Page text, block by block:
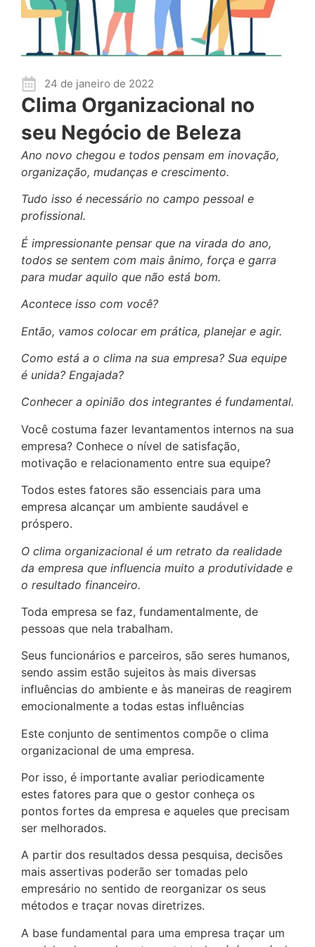
24 de janeiro de 2022
Clima Organizacional no
seu Negócio de Beleza
Ano novo chegou e todos pensam em inovação,
organização, mudanças e crescimento.
Tudo isso é necessário no campo pessoal e
profissional.
É impressionante pensar que na virada do ano,
todos se sentem com mais ânimo, força e garra
para mudar aquilo que não está bom.
Acontece isso com você?
Então, vamos colocar em prática, planejar e agir.
Como está a o clima na sua empresa? Sua equipe
é unida? Engajada?
Conhecer a opinião dos integrantes é fundamental.
Você costuma fazer levantamentos internos na sua
empresa? Conhece o nível de satisfação,
motivação e relacionamento entre sua equipe?
Todos estes fatores são essenciais para uma
empresa alcançar um ambiente saudável e
próspero.
O clima organizacional é um retrato da realidade
da empresa que influencia muito a produtividade e
o resultado financeiro.
Toda empresa se faz, fundamentalmente, de
pessoas que nela trabalham.
Seus funcionários e parceiros, são seres humanos,
sendo assim estão sujeitos às mais diversas
influências do ambiente e às maneiras de reagirem
emocionalmente a todas estas influências
Este conjunto de sentimentos compõe o clima
organizacional de uma empresa.
Por isso, é importante avaliar periodicamente
estes fatores para que o gestor conheça os
pontos fortes da empresa e aqueles que precisam
ser melhorados.
A partir dos resultados dessa pesquisa, decisões
mais assertivas poderão ser tomadas pelo
empresário no sentido de reorganizar os seus
métodos e traçar novas diretrizes.
A base fundamental para uma empresa traçar um